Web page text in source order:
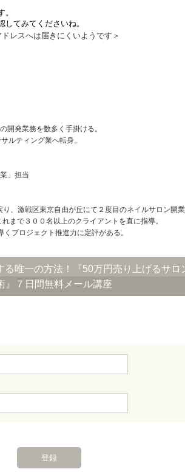
してみてくださいね。
スへは届きにくいようです＞
開発業務を数多く手掛ける。
ルティング業へ転身。
」担当
、激戦区東京自由が丘にて２度目のネイルサロン開
まで３００名以上のクライアントを直に指導。
プロジェクト推進力に定評がある。
る唯一の方法！『50万円売り上げるサロ
』７日間無料メール講座